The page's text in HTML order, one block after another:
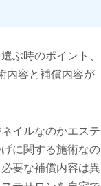
ぶ時のポイント、
内容と補償内容が
イルなのかエステ
に関する施術なの
要な補償内容は異